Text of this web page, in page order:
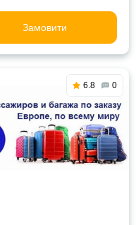
Замовити
6.8 0